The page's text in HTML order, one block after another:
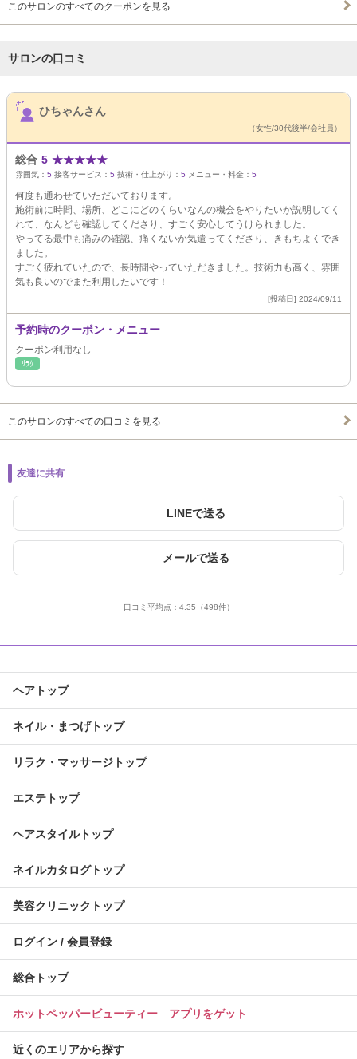
このサロンのすべてのクーポンを見る
サロンの口コミ
サロンPick Up
ひちゃんさん
（女性/30代後半/会社員）
総合 5 ★★★★★
雰囲気： 5 接客サービス： 5 技術・仕上がり： 5 メニュー・料金： 5
何度も通わせていただいております。
施術前に時間、場所、どこにどのくらいなんの機会をやりたいか説明してく
れて、なんども確認してくださり、すごく安心してうけられました。
やってる最中も痛みの確認、痛くないか気遣ってくださり、きもちよくでき
ました。
すごく疲れていたので、長時間やっていただきました。技術力も高く、雰囲
気も良いのでまた利用したいです！
[投稿日] 2024/09/11
予約時のクーポン・メニュー
クーポン利用なし
ﾘﾗｸ
このサロンのすべての口コミを見る
友達に共有
LINEで送る
メールで送る
口コミ平均点： 4.35 （498件）
ヘアトップ
ネイル・まつげトップ
リラク・マッサージトップ
エステトップ
ヘアスタイルトップ
ネイルカタログトップ
美容クリニックトップ
ログイン / 会員登録
総合トップ
ホットペッパービューティー アプリをゲット
近くのエリアから探す